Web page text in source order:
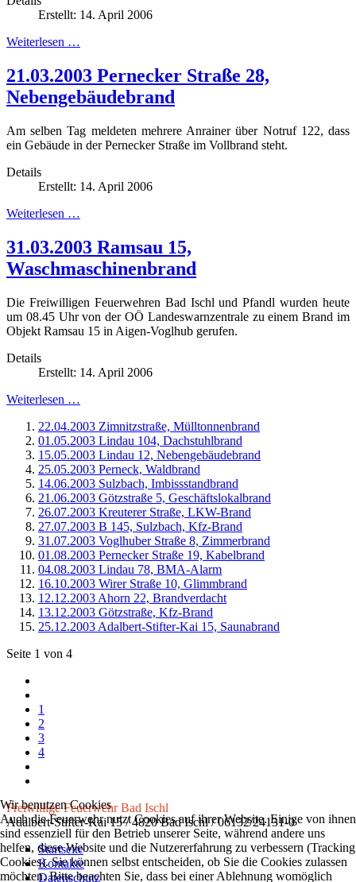
Erstellt: 14. April 2006
Weiterlesen …
21.03.2003 Pernecker Straße 28,
Nebengebäudebrand
Am selben Tag meldeten mehrere Anrainer über Notruf 122, dass
ein Gebäude in der Pernecker Straße im Vollbrand steht.
Details
Erstellt: 14. April 2006
Weiterlesen …
31.03.2003 Ramsau 15,
Waschmaschinenbrand
Die Freiwilligen Feuerwehren Bad Ischl und Pfandl wurden heute
um 08.45 Uhr von der OÖ Landeswarnzentrale zu einem Brand im
Objekt Ramsau 15 in Aigen-Voglhub gerufen.
Details
Erstellt: 14. April 2006
Weiterlesen …
22.04.2003 Zimnitzstraße, Mülltonnenbrand
01.05.2003 Lindau 104, Dachstuhlbrand
15.05.2003 Lindau 12, Nebengebäudebrand
25.05.2003 Perneck, Waldbrand
14.06.2003 Sulzbach, Imbissstandbrand
21.06.2003 Götzstraße 5, Geschäftslokalbrand
26.07.2003 Kreuterer Straße, LKW-Brand
27.07.2003 B 145, Sulzbach, Kfz-Brand
31.07.2003 Voglhuber Straße 8, Zimmerbrand
01.08.2003 Pernecker Straße 19, Kabelbrand
04.08.2003 Lindau 78, BMA-Alarm
16.10.2003 Wirer Straße 10, Glimmbrand
12.12.2003 Ahorn 22, Brandverdacht
13.12.2003 Götzstraße, Kfz-Brand
25.12.2003 Adalbert-Stifter-Kai 15, Saunabrand
Seite 1 von 4
1
2
3
4
Freiwillige Feuerwehr Bad Ischl
Adalbert-Stifter-Kai 15 / 4820 Bad Ischl / 06132/24131-0
Startseite
Kontakte
Datenschutz
Wir benutzen Cookies
Auch die Feuerwehr nutzt Cookies auf ihrer Website. Einige von ihnen
sind essenziell für den Betrieb unserer Seite, während andere uns
helfen, diese Website und die Nutzererfahrung zu verbessern (Tracking
Cookies). Sie können selbst entscheiden, ob Sie die Cookies zulassen
möchten. Bitte beachten Sie, dass bei einer Ablehnung womöglich